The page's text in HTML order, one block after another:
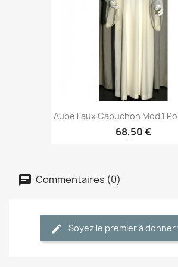
Aube Faux Capuchon Mod.1
68,50 €
Commentaires (0)
Soyez le premier à donner